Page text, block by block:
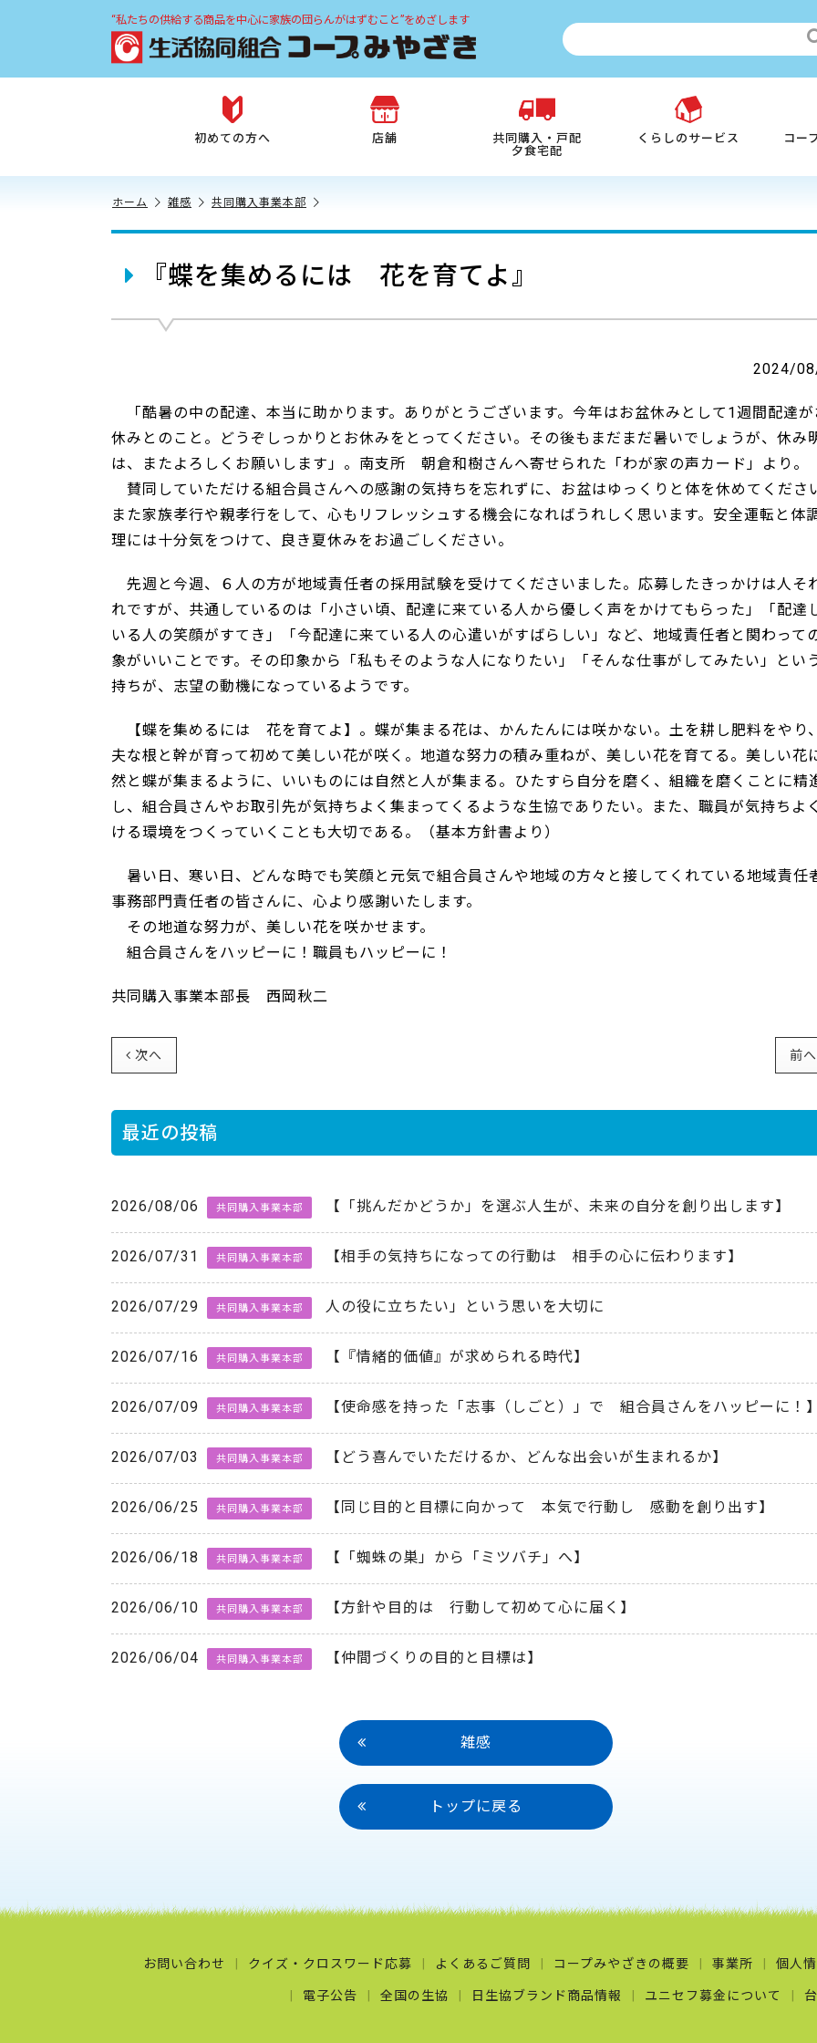
“私たちの供給する商品を中心に家族の団らんがはずむこと”をめざします
初めての方へ 店舗
共同購入・戸配
夕食宅配
くらしのサービス コー
ホーム 雑感 共同購入事業本部
『蝶を集めるには 花を育てよ』
2024/
「酷暑の中の配達、本当に助かります。ありがとうございます。今年はお盆休みとして1週間配達
休みとのこと。どうぞしっかりとお休みをとってください。その後もまだまだ暑いでしょうが、休み
は、またよろしくお願いします」。南支所 朝倉和樹さんへ寄せられた「わが家の声カード」より。
賛同していただける組合員さんへの感謝の気持ちを忘れずに、お盆はゆっくりと体を休めてくださ
また家族孝行や親孝行をして、心もリフレッシュする機会になればうれしく思います。安全運転と体
理には十分気をつけて、良き夏休みをお過ごしください。
先週と今週、６人の方が地域責任者の採用試験を受けてくださいました。応募したきっかけは人そ
れですが、共通しているのは「小さい頃、配達に来ている人から優しく声をかけてもらった」「配達
いる人の笑顔がすてき」「今配達に来ている人の心遣いがすばらしい」など、地域責任者と関わって
象がいいことです。その印象から「私もそのような人になりたい」「そんな仕事がしてみたい」とい
持ちが、志望の動機になっているようです。
【蝶を集めるには 花を育てよ】。蝶が集まる花は、かんたんには咲かない。土を耕し肥料をやり
夫な根と幹が育って初めて美しい花が咲く。地道な努力の積み重ねが、美しい花を育てる。美しい花
然と蝶が集まるように、いいものには自然と人が集まる。ひたすら自分を磨く、組織を磨くことに精
し、組合員さんやお取引先が気持ちよく集まってくるような生協でありたい。また、職員が気持ちよ
ける環境をつくっていくことも大切である。（基本方針書より）
暑い日、寒い日、どんな時でも笑顔と元気で組合員さんや地域の方々と接してくれている地域責任
事務部門責任者の皆さんに、心より感謝いたします。
その地道な努力が、美しい花を咲かせます。
組合員さんをハッピーに！職員もハッピーに！
共同購入事業本部長 西岡秋二
次へ 前へ
最近の投稿
2026/08/06 共同購入事業本部 【「挑んだかどうか」を選ぶ人生が、未来の自分を創り出します】
2026/07/31 共同購入事業本部 【相手の気持ちになっての行動は 相手の心に伝わります】
2026/07/29 共同購入事業本部 人の役に立ちたい」という思いを大切に
2026/07/16 共同購入事業本部 【『情緒的価値』が求められる時代】
2026/07/09 共同購入事業本部 【使命感を持った「志事（しごと）」で 組合員さんをハッピーに！
2026/07/03 共同購入事業本部 【どう喜んでいただけるか、どんな出会いが生まれるか】
2026/06/25 共同購入事業本部 【同じ目的と目標に向かって 本気で行動し 感動を創り出す】
2026/06/18 共同購入事業本部 【「蜘蛛の巣」から「ミツバチ」へ】
2026/06/10 共同購入事業本部 【方針や目的は 行動して初めて心に届く】
2026/06/04 共同購入事業本部 【仲間づくりの目的と目標は】
雑感
トップに戻る
お問い合わせ クイズ・クロスワード応募 よくあるご質問 コープみやざきの概要 事業所 個人
電子公告 全国の生協 日生協ブランド商品情報 ユニセフ募金について